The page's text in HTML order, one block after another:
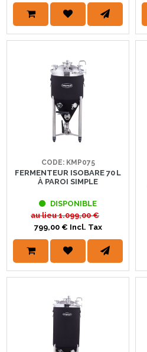
CODE: KMP075
FERMENTEUR ISOBARE 70 L
À PAROI SIMPLE
DISPONIBLE
au lieu1.099,00 €
799,00 € Incl. Tax